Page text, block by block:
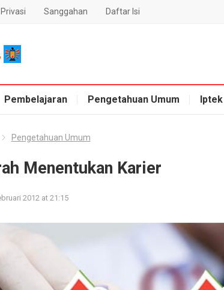
Sanggahan Daftar Isi
Pembelajaran Pengetahuan Umum Iptek
Pengetahuan Umum
Menentukan Karier
2012 at 21:15